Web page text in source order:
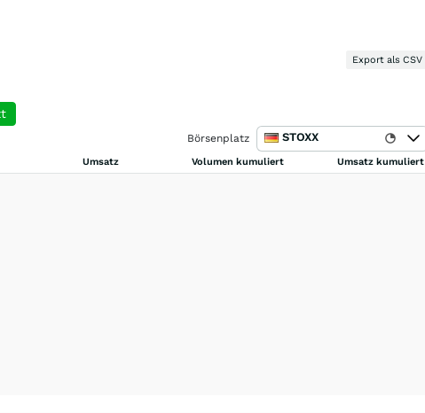
Export als CSV
Börsenplatz STOXX
Umsatz Volumen kumuliert Umsatz kumuliert